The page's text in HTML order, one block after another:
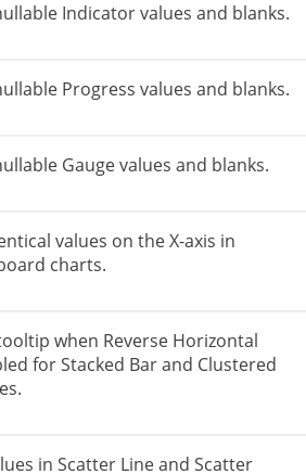
Indicator values and blanks.
Progress values and blanks.
Gauge values and blanks.
values ​​on the X-axis in
charts.
when Reverse Horizontal
for Stacked Bar and Clustered
​​in Scatter Line and Scatter